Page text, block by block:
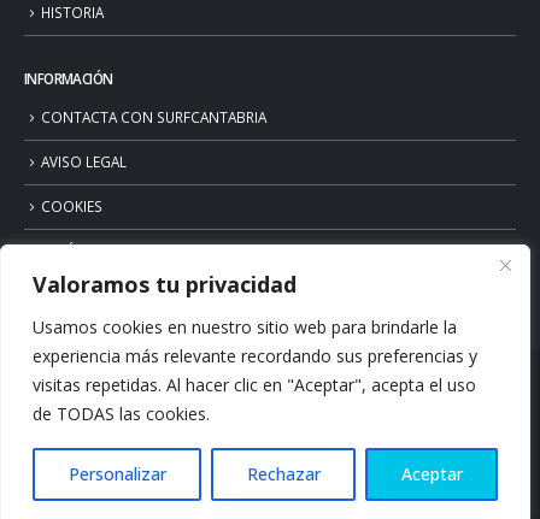
Valoramos tu privacidad
Usamos cookies en nuestro sitio web para brindarle la
experiencia más relevante recordando sus preferencias y
visitas repetidas. Al hacer clic en "Aceptar", acepta el uso
de TODAS las cookies.
Personalizar Rechazar Aceptar
HISTORIA
INFORMACIÓN
CONTACTA CON SURFCANTABRIA
AVISO LEGAL
COOKIES
POLÍTICA DE PRIVACIDAD
© Copyright 2026. Surfcantabria.com. All Rights Reserved.